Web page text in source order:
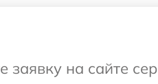
на сайте